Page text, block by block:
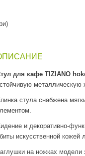
для кафе TIZIANO
металлическую
стула снабжена
и декоративно-
искусственной кожей
на ножках